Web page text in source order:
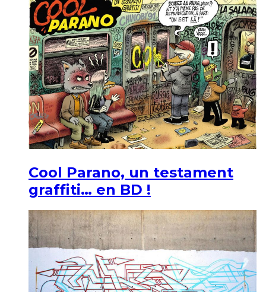
Cool Parano, un testament
graffiti… en BD !